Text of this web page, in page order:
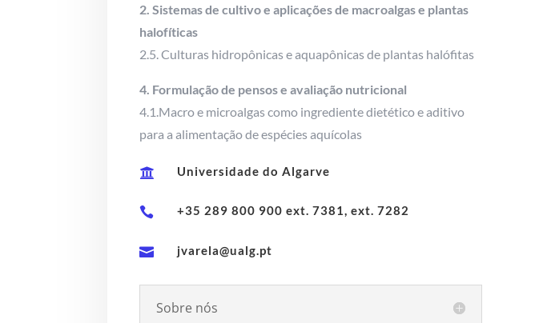
2. Sistemas de cultivo e aplicações de macroalgas e plantas
halofíticas
2.5. Culturas hidropônicas e aquapônicas de plantas halófitas
4. Formulação de pensos e avaliação nutricional
4.1.Macro e microalgas como ingrediente dietético e aditivo
para a alimentação de espécies aquícolas
 Universidade do Algarve
 +35 289 800 900 ext. 7381, ext. 7282
 jvarela@ualg.pt
Sobre nós